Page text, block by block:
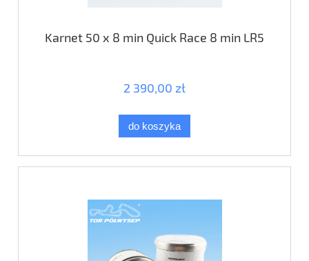
Karnet 50 x 8 min Quick Race 8 min LR5
2 390,00 zł
do koszyka